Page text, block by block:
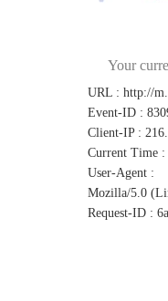
Your
URL : http://
Event-ID :
Client-IP :
Current Time :
User-Agent :
Mozilla/5.0
Request-ID :